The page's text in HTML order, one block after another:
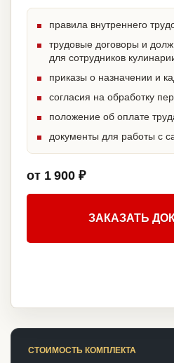
правила внутреннего
трудовые договоры и
для сотрудников
приказы о назначении и
согласия на обработку
положение об оплате
документы для работы с
от 1 900 ₽
ЗАКАЗАТЬ
СТОИМОСТЬ КОМПЛЕКТА